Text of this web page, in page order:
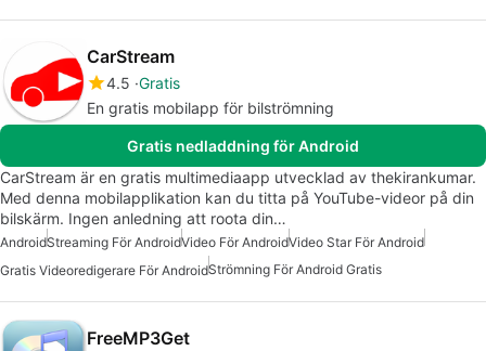
CarStream
4.5 Gratis
En gratis mobilapp för bilströmning
Gratis nedladdning för Android
CarStream är en gratis multimediaapp utvecklad av thekirankumar.
Med denna mobilapplikation kan du titta på YouTube-videor på din
bilskärm. Ingen anledning att roota din…
AndroidStreaming För AndroidVideo För AndroidVideo Star För Android
Gratis Videoredigerare För AndroidStrömning För Android Gratis
FreeMP3Get